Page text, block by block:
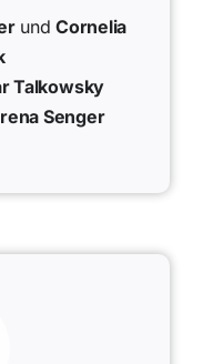
undCornelia
Talkowsky
Senger